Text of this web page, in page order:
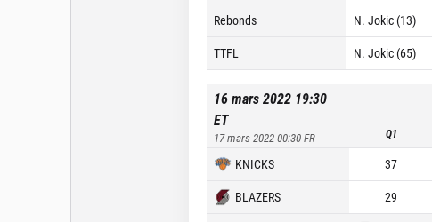
Rebonds
N. Jokic (13)
TTFL
N. Jokic (65)
16 mars 2022 19:30
ET
17 mars 2022 00:30FR Q1
KNICKS 37
BLAZERS
29